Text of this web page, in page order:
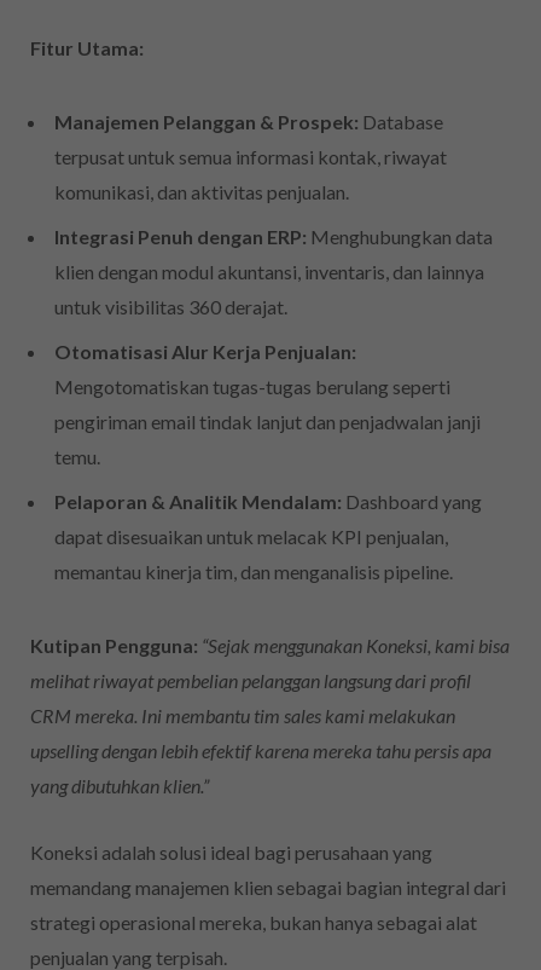
Fitur Utama:
Manajemen Pelanggan & Prospek: Database
terpusat untuk semua informasi kontak, riwayat
komunikasi, dan aktivitas penjualan.
Integrasi Penuh dengan ERP: Menghubungkan data
klien dengan modul akuntansi, inventaris, dan lainnya
untuk visibilitas 360 derajat.
Otomatisasi Alur Kerja Penjualan:
Mengotomatiskan tugas-tugas berulang seperti
pengiriman email tindak lanjut dan penjadwalan janji
temu.
Pelaporan & Analitik Mendalam: Dashboard yang
dapat disesuaikan untuk melacak KPI penjualan,
memantau kinerja tim, dan menganalisis pipeline.
Kutipan Pengguna: “Sejak menggunakan Koneksi, kami bisa
melihat riwayat pembelian pelanggan langsung dari profil
CRM mereka. Ini membantu tim sales kami melakukan
upselling dengan lebih efektif karena mereka tahu persis apa
yang dibutuhkan klien.”
Koneksi adalah solusi ideal bagi perusahaan yang
memandang manajemen klien sebagai bagian integral dari
strategi operasional mereka, bukan hanya sebagai alat
penjualan yang terpisah.